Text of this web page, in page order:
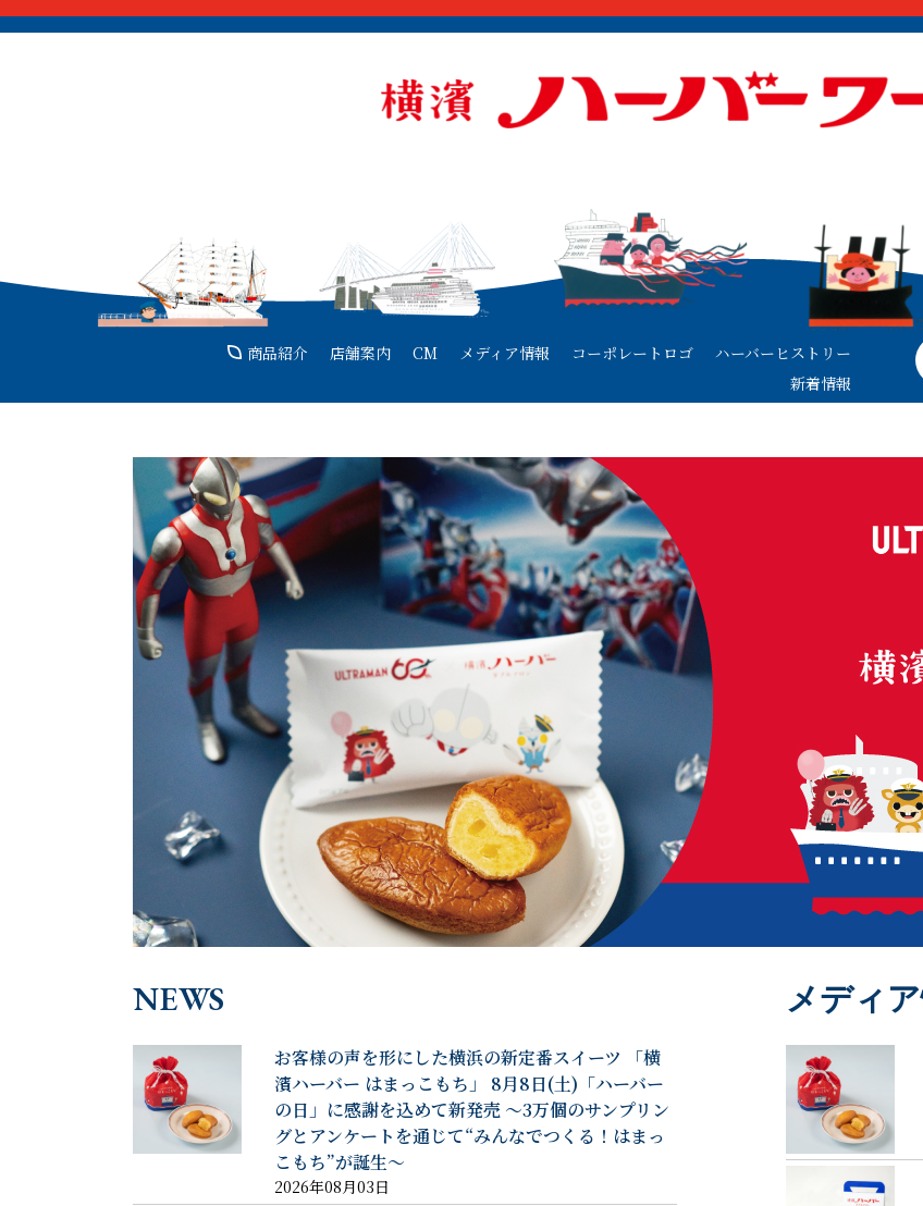
商品紹介 店舗案内 CM メディア情報 コーポレートロゴ
ハーバーヒストリー
新着情報
NEWS
お客様の声を形にした横浜の新定番スイーツ 「横
濱ハーバー はまっこもち」 8月8日(土)「ハーバー
の日」に感謝を込めて新発売 ～3万個のサンプリン
グとアンケートを通じて“みんなでつくる！はまっ
こもち”が誕生～
2026年08月03日
メディ